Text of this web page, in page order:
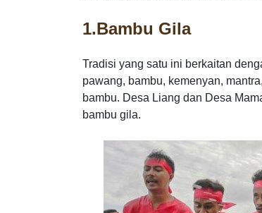
1.Bambu Gila
Tradisi yang satu ini berkaitan
pawang, bambu, kemenyan,
bambu. Desa Liang dan Desa
bambu gila.